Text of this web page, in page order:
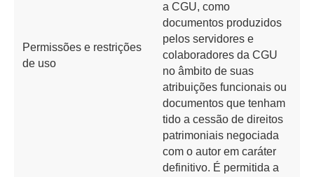
Permissões e restrições
de uso
a CGU, como
documentos produzidos
pelos servidores e
colaboradores da CGU
no âmbito de suas
atribuições funcionais ou
documentos que tenham
tido a cessão de direitos
patrimoniais negociada
com o autor em caráter
definitivo. É permitida a